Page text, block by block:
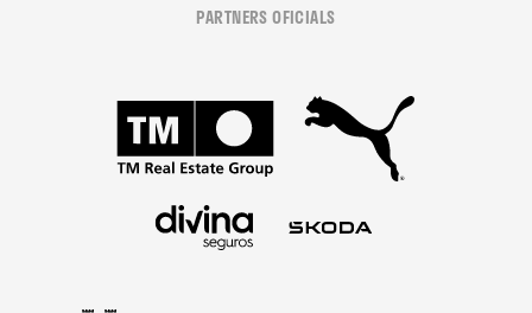
PARTNERS OFICIALS